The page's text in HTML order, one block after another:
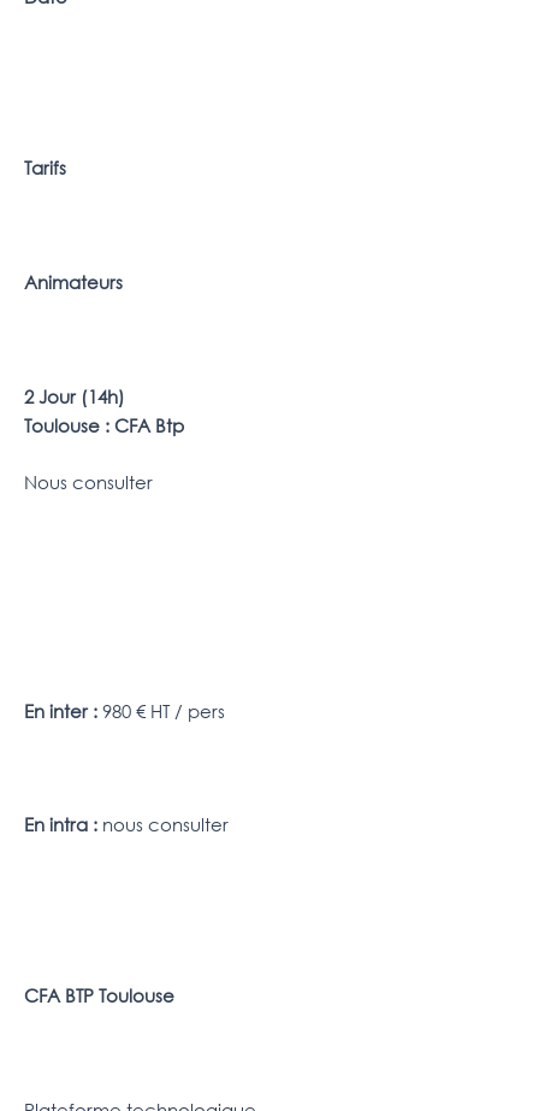
Tarifs
Animateurs
2 Jour (14h)
Toulouse : CFA Btp
Nous consulter
En inter : 980 € HT / pers
En intra : nous consulter
CFA BTP Toulouse